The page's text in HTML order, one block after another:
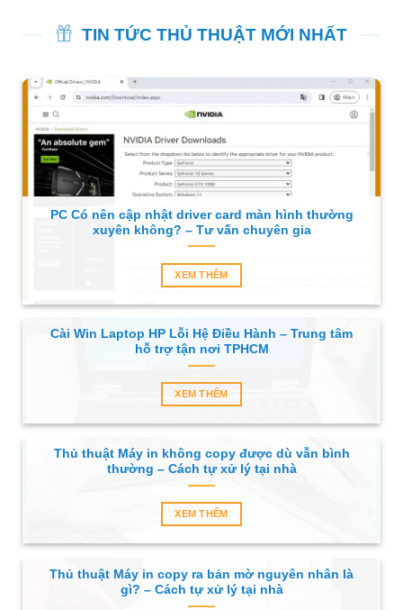
TIN TỨC THỦ THUẬT MỚI NHẤT
PC Có nên cập nhật driver card màn hình thường
xuyên không? – Tư vấn chuyên gia
XEM THÊM
Cài Win Laptop HP Lỗi Hệ Điều Hành – Trung tâm
hỗ trợ tận nơi TPHCM
XEM THÊM
Thủ thuật Máy in không copy được dù vẫn bình
thường – Cách tự xử lý tại nhà
XEM THÊM
Thủ thuật Máy in copy ra bản mờ nguyên nhân là
gì? – Cách tự xử lý tại nhà